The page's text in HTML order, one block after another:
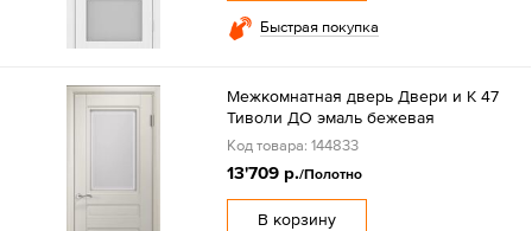
Быстрая покупка
Межкомнатная дверь Двери и К 47
Тиволи ДО эмаль бежевая
Код товара: 144833
13'709 р./Полотно
В корзину